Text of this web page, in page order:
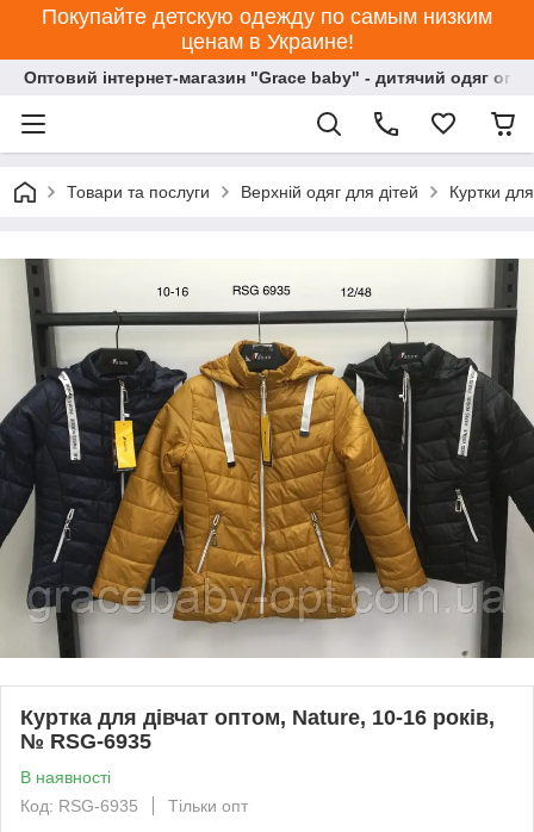
Покупайте детскую одежду по самым низким
ценам в Украине!
Оптовий інтернет-магазин "Grace baby" - дитячий одяг
Товари та послуги Верхній одяг для дітей Куртки для
Куртка для дівчат оптом, Nature, 10-16 років,
№ RSG-6935
В наявності
Код: RSG-6935
Тільки опт